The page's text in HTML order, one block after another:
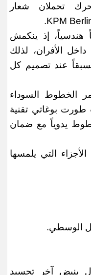
تحملان شعار
هندسياً، إذ ينكمش
داخل الأفران، لذلك
عند تصميم كل
الخطوط السوداء
طورت بوغاتي تقنية
يدوياً مع ضمان
التي يلمسها
الوسطي.
ينبض آخر تجسيد